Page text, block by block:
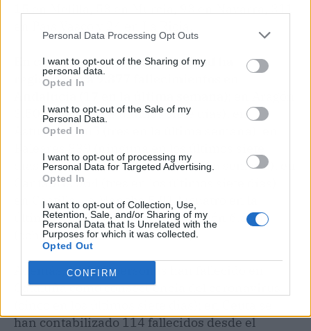
Personal Data Processing Opt Outs
I want to opt-out of the Sharing of my
personal data.
Opted In
I want to opt-out of the Sale of my
Personal Data.
Opted In
I want to opt-out of processing my
Personal Data for Targeted Advertising.
Opted In
I want to opt-out of Collection, Use,
Retention, Sale, and/or Sharing of my
Personal Data that Is Unrelated with the
Purposes for which it was collected.
Opted Out
CONFIRM
En cuanto a las muertes, Sanidad ha
registrado ya 9.877 fallecimientos en
3.506 (seis en los últimos siete días); en
Asturias 1.965 (tres en la última semana); en
días); en Canarias 769 (tres en una semana); en
Cantabria 564 (tres en los últimos siete días);
en Castilla-La Mancha 5.913 (cuatro en la
última semana); y en Castilla y León 6.880
(ocho en los últimos siete días).
Además, 14.527 personas han fallecido en
Cataluña como consecuencia del coronavirus
han contabilizado 114 fallecidos desde el